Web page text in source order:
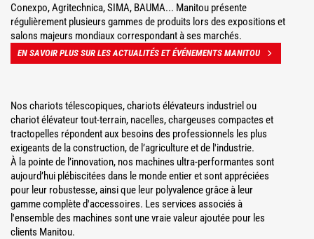
Conexpo, Agritechnica, SIMA, BAUMA... Manitou présente
régulièrement plusieurs gammes de produits lors des expositions et
salons majeurs mondiaux correspondant à ses marchés.
EN SAVOIR PLUS SUR LES ACTUALITÉS ET ÉVÉNEMENTS MANITOU
Nos chariots télescopiques, chariots élévateurs industriel ou
chariot élévateur tout-terrain, nacelles, chargeuses compactes et
tractopelles répondent aux besoins des professionnels les plus
exigeants de la construction, de l’agriculture et de l'industrie.
À la pointe de l’innovation, nos machines ultra-performantes sont
aujourd’hui plébiscitées dans le monde entier et sont appréciées
pour leur robustesse, ainsi que leur polyvalence grâce à leur
gamme complète d'accessoires. Les services associés à
l'ensemble des machines sont une vraie valeur ajoutée pour les
clients Manitou.